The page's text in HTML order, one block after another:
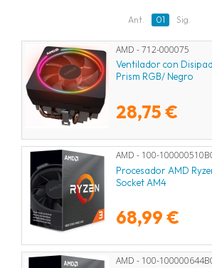
Ant. 01 Sig.
AMD - 712-000075
Ventilador con
Prism RGB/ Negro
28,75 €
AMD - 100-
Procesador AMD
Socket AM4
68,99 €
AMD - 100-